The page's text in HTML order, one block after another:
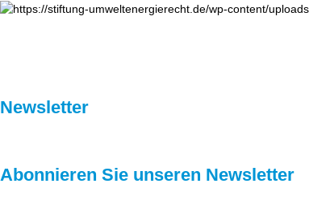
Newsletter
Abonnieren Sie unseren Newsletter